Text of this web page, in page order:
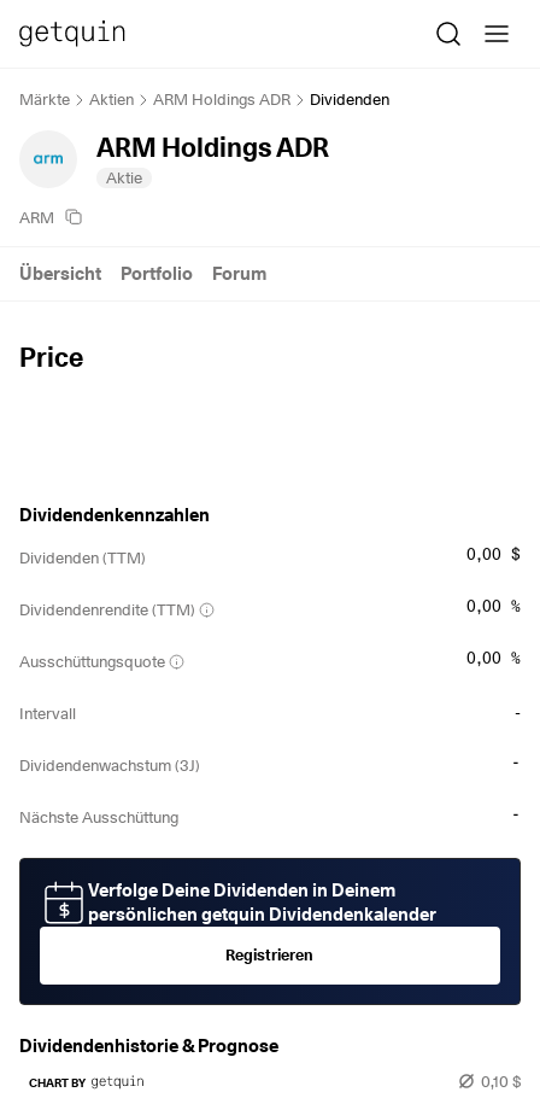
Märkte Aktien ARM Holdings ADR Dividenden
ARM Holdings ADR
Aktie
ARM
Price
Übersicht Portfolio Forum
Dividendenkennzahlen
Dividenden (TTM) 0,00 $
Dividendenrendite (TTM) 0,00 %
Ausschüttungsquote 0,00 %
Intervall -
Dividendenwachstum (3J) -
Nächste Ausschüttung -
Verfolge Deine Dividenden in Deinem
persönlichen getquin Dividendenkalender
Registrieren
Dividendenhistorie & Prognose
0,10 $
CHART BY